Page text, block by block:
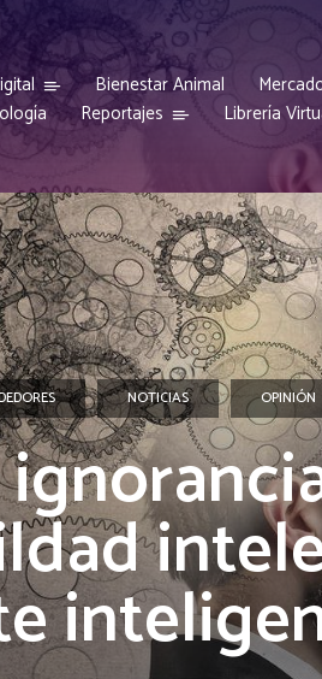
Bienestar Animal
Reportajes Librería
NOTICIAS OPINIÓN